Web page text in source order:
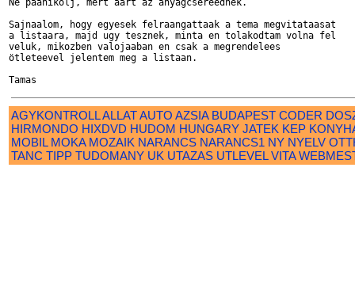
Ne paanikolj, mert aart az anyagcsereednek.
Sajnaalom, hogy egyesek felraangattaak a tema megvitataasat
a listaara, majd ugy tesznek, minta en tolakodtam volna fel
veluk, mikozben valojaaban en csak a megrendelees
ötleteevel jelentem meg a listaan.
AGYKONTROLLALLATAUTO AZSIA BUDAPEST CODER
HIRMONDO HIXDVD HUDOM HUNGARY JATEK KEP
MOBIL MOKA MOZAIK NARANCS NARANCS1 NY NYELV
TANC TIPP TUDOMANY UK UTAZAS UTLEVEL VITA